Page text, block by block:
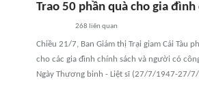
Trao 50 phần quà cho gia
268 liên quan
Chiều 21/7, Ban Giám thị Trại giam Cái Tàu
cho các gia đình chính sách và người có
Ngày Thương binh - Liệt sĩ (27/7/1947-27/